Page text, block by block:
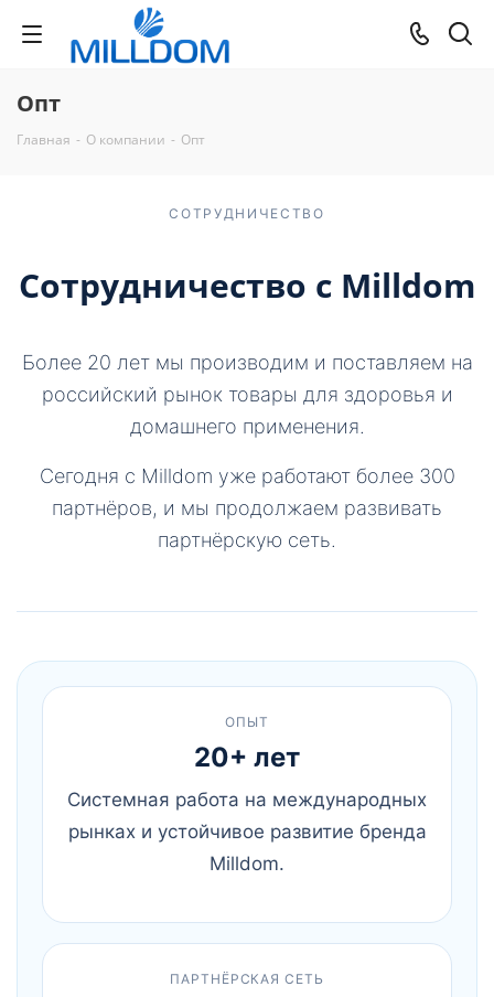
Опт
Главная - О компании - Опт
СОТРУДНИЧЕСТВО
Сотрудничество с Milldom
Более 20 лет мы производим и поставляем на
российский рынок товары для здоровья и
домашнего применения.
Сегодня с Milldom уже работают более 300
партнёров, и мы продолжаем развивать
партнёрскую сеть.
ОПЫТ
20+ лет
Системная работа на международных
рынках и устойчивое развитие бренда
Milldom.
ПАРТНЁРСКАЯ СЕТЬ